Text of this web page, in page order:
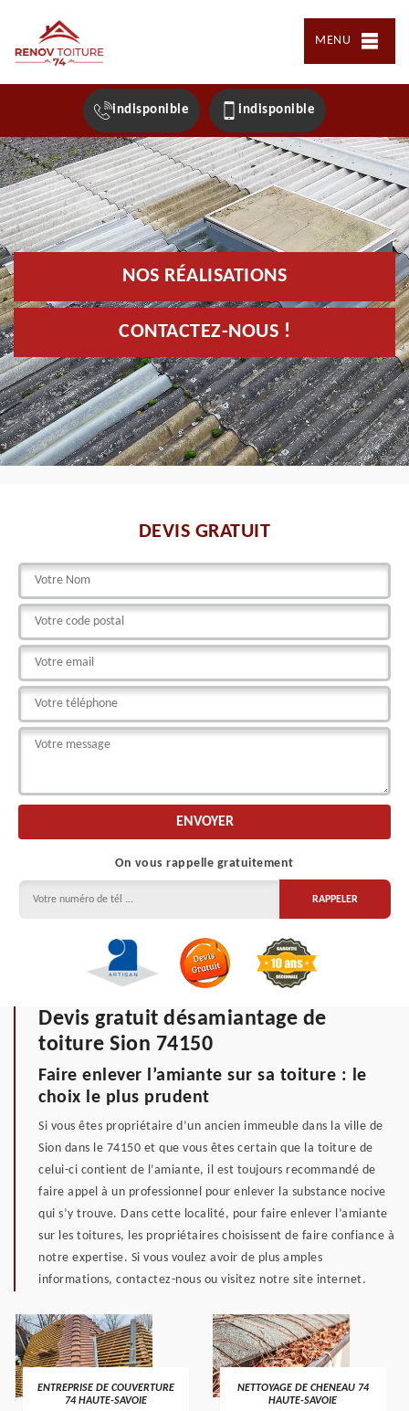
MENU
indisponible indisponible
NOS RÉALISATIONS
CONTACTEZ-NOUS !
DEVIS GRATUIT
On vous rappelle gratuitement
Devis gratuit désamiantage de
toiture Sion 74150
Faire enlever l’amiante sur sa toiture : le
choix le plus prudent
Si vous êtes propriétaire d’un ancien immeuble dans la ville de
Sion dans le 74150 et que vous êtes certain que la toiture de
celui-ci contient de l’amiante, il est toujours recommandé de
faire appel à un professionnel pour enlever la substance nocive
qui s’y trouve. Dans cette localité, pour faire enlever l’amiante
sur les toitures, les propriétaires choisissent de faire confiance à
notre expertise. Si vous voulez avoir de plus amples
informations, contactez-nous ou visitez notre site internet.
ENTREPRISE DE COUVERTURE
74 HAUTE-SAVOIE
NETTOYAGE DE CHENEAU 74
HAUTE-SAVOIE